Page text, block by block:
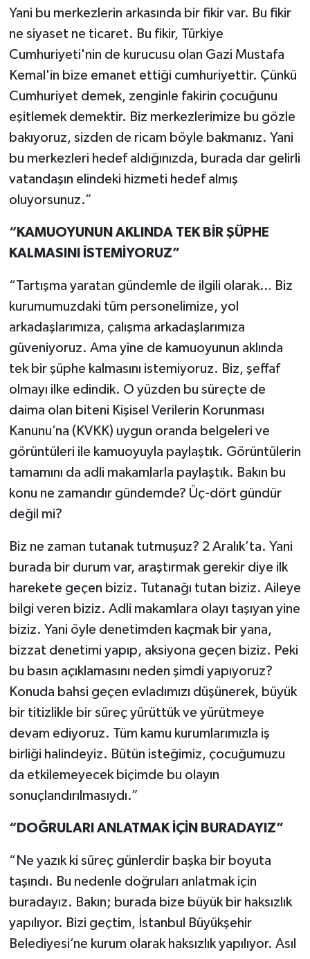
Yani bu merkezlerin arkasında bir fikir var. Bu fikir
ne siyaset ne ticaret. Bu fikir, Türkiye
Cumhuriyeti'nin de kurucusu olan Gazi Mustafa
Kemal'in bize emanet ettiği cumhuriyettir. Çünkü
Cumhuriyet demek, zenginle fakirin çocuğunu
eşitlemek demektir. Biz merkezlerimize bu gözle
bakıyoruz, sizden de ricam böyle bakmanız. Yani
bu merkezleri hedef aldığınızda, burada dar gelirli
vatandaşın elindeki hizmeti hedef almış
oluyorsunuz.”
“KAMUOYUNUN AKLINDA TEK BİR ŞÜPHE
KALMASINI İSTEMİYORUZ”
“Tartışma yaratan gündemle de ilgili olarak… Biz
kurumumuzdaki tüm personelimize, yol
arkadaşlarımıza, çalışma arkadaşlarımıza
güveniyoruz. Ama yine de kamuoyunun aklında
tek bir şüphe kalmasını istemiyoruz. Biz, şeffaf
olmayı ilke edindik. O yüzden bu süreçte de
daima olan biteni Kişisel Verilerin Korunması
Kanunu’na (KVKK) uygun oranda belgeleri ve
görüntüleri ile kamuoyuyla paylaştık. Görüntülerin
tamamını da adli makamlarla paylaştık. Bakın bu
konu ne zamandır gündemde? Üç-dört gündür
değil mi?
Biz ne zaman tutanak tutmuşuz? 2 Aralık’ta. Yani
burada bir durum var, araştırmak gerekir diye ilk
harekete geçen biziz. Tutanağı tutan biziz. Aileye
bilgi veren biziz. Adli makamlara olayı taşıyan yine
biziz. Yani öyle denetimden kaçmak bir yana,
bizzat denetimi yapıp, aksiyona geçen biziz. Peki
bu basın açıklamasını neden şimdi yapıyoruz?
Konuda bahsi geçen evladımızı düşünerek, büyük
bir titizlikle bir süreç yürüttük ve yürütmeye
devam ediyoruz. Tüm kamu kurumlarımızla iş
birliği halindeyiz. Bütün isteğimiz, çocuğumuzu
da etkilemeyecek biçimde bu olayın
sonuçlandırılmasıydı.”
“DOĞRULARI ANLATMAK İÇİN BURADAYIZ”
“Ne yazık ki süreç günlerdir başka bir boyuta
taşındı. Bu nedenle doğruları anlatmak için
buradayız. Bakın; burada bize büyük bir haksızlık
yapılıyor. Bizi geçtim, İstanbul Büyükşehir
Belediyesi’ne kurum olarak haksızlık yapılıyor. Asıl